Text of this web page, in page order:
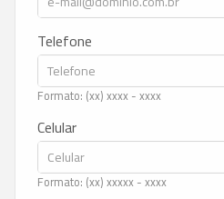
Telefone
Formato: (xx) xxxx - xxxx
Celular
Formato: (xx) xxxxx - xxxx